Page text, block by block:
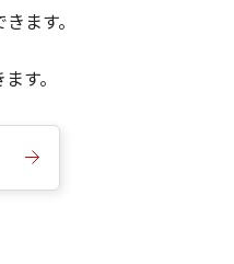
ます。
す。